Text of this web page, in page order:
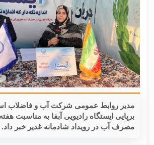
مدیر روابط عمومی شرکت آب و فاضلاب
برپایی ایستگاه رادیویی آبفا به مناسبت
مصرف آب در رویداد شادمانه غدیر خبر داد.